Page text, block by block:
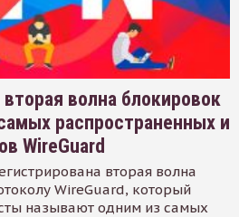
волна блокировок
распространенных и
WireGuard
вторая волна
WireGuard, который
называют одним из самых